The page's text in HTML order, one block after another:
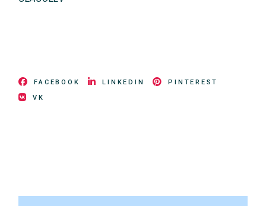
FACEBOOK LINKEDIN
PINTEREST
VK